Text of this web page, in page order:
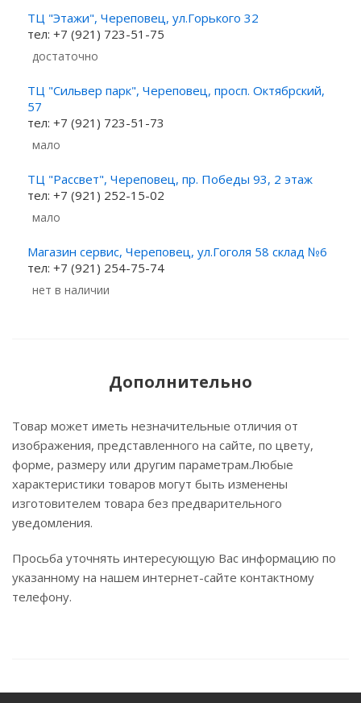
ТЦ "Этажи", Череповец, ул.Горького 32
тел: +7 (921) 723-51-75
Достаточно
ТЦ "Сильвер парк", Череповец, просп. Октябрский,
57
тел: +7 (921) 723-51-73
Мало
ТЦ "Рассвет", Череповец, пр. Победы 93, 2 этаж
тел: +7 (921) 252-15-02
Мало
Магазин сервис, Череповец, ул.Гоголя 58 склад №6
тел: +7 (921) 254-75-74
Нет в наличии
Дополнительно
Товар может иметь незначительные отличия от
изображения, представленного на сайте, по цвету,
форме, размеру или другим параметрам.Любые
характеристики товаров могут быть изменены
изготовителем товара без предварительного
уведомления.
Просьба уточнять интересующую Вас информацию по
указанному на нашем интернет-сайте контактному
телефону.